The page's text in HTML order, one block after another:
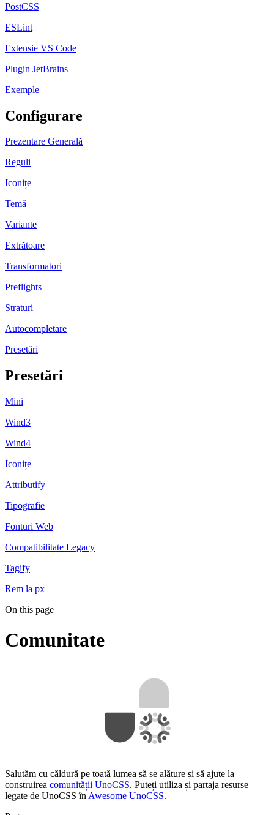
PostCSS
ESLint
Extensie VS Code
Plugin JetBrains
Exemple
Configurare
Prezentare Generală
Reguli
Iconițe
Temă
Variante
Extrătoare
Transformatori
Preflights
Straturi
Autocompletare
Presetări
Presetări
Mini
Wind3
Wind4
Iconițe
Attributify
Tipografie
Fonturi Web
Compatibilitate Legacy
Tagify
Rem la px
On this page
Comunitate
Salutăm cu căldură pe toată lumea să se alăture și să ajute la
construirea comunității UnoCSS. Puteți utiliza și partaja resurse
legate de UnoCSS în Awesome UnoCSS.